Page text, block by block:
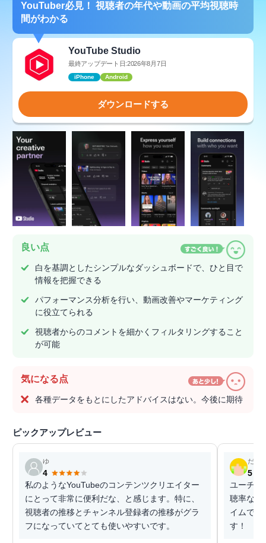
YouTuber必見！ 視聴者の年代や動画の平均視聴時
間がわかる
YouTube Studio
最終アップデート日:2026年8月7日
iPhone Android
ダウンロードする
良い点
白を基調としたシンプルなダッシュボードで、ひと目で
情報を把握できる
パフォーマンス分析を行い、動画改善やマーケティング
に役立てられる
視聴者からのコメントを細かくフィルタリングすること
が可能
気になる点
各種データをもとにしたアドバイスはない。今後に期待
ピックアップレビュー
ゆ
4
私のようなYouTubeのコンテンツクリエイター
にとって非常に便利だな、と感じます。特に、
視聴者の推移とチャンネル登録者の推移がグラ
フになっていてとても使いやすいです。
だー
5
ユーチュ
聴率など
イムで確
す！